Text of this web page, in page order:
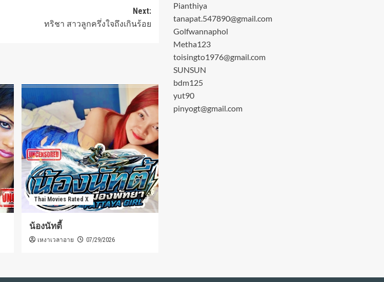
Next:
ทริชา สาวลูกครึ่งใจถึงเกินร้อย
Thai Movies Rated X
น้องนัทตี้
เหงาเวลาอาย 07/29/2026
Pianthiya
tanapat.547890@gmail.com
Golfwannaphol
Metha123
toisingto1976@gmail.com
SUNSUN
bdm125
yut90
pinyogt@gmail.com